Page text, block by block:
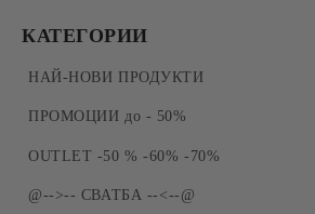
КАТЕГОРИИ
НАЙ-НОВИ ПРОДУКТИ
ПРОМОЦИИ до - 50%
ПРОМОЦИИ - Силиконови молдове и
OUTLET -50 % -60% -70%
@-->-- СВАТБА --<--@